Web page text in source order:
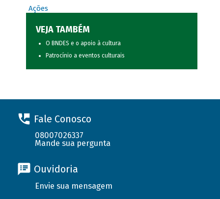
Ações
VEJA TAMBÉM
O BNDES e o apoio à cultura
Patrocínio a eventos culturais
Fale Conosco
08007026337
Mande sua pergunta
Ouvidoria
Envie sua mensagem